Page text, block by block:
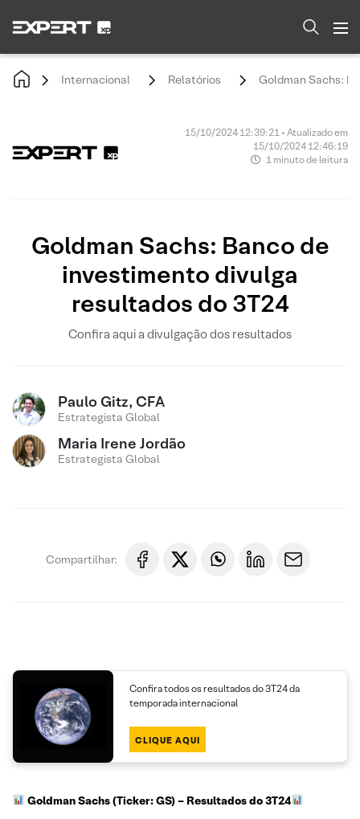
Internacional Relatórios Goldman Sachs:
15/10/2024 12:39:21 • Atualizado em
15/10/2024 12:46:19
1 minuto de leitura
Goldman Sachs: Banco de
investimento divulga
resultados do 3T24
Confira aqui a divulgação dos resultados
Paulo Gitz, CFA
Estrategista Global
Maria Irene Jordão
Estrategista Global
Compartilhar:
Confira todos os resultados do 3T24 da
temporada internacional
CLIQUE AQUI
Goldman Sachs (Ticker: GS)– Resultados do 3T24